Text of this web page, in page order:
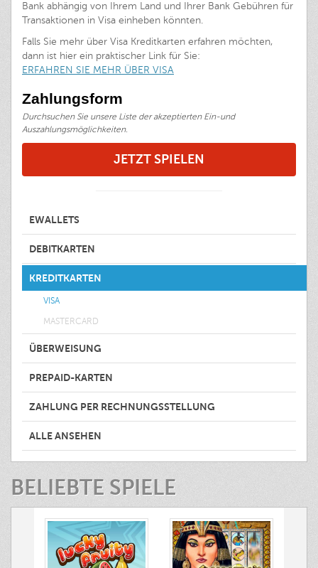
Bank abhängig von Ihrem Land und Ihrer Bank Gebühren für
Transaktionen in Visa einheben könnten.
Falls Sie mehr über Visa Kreditkarten erfahren möchten,
dann ist hier ein praktischer Link für Sie:
ERFAHREN SIE MEHR ÜBER VISA
Zahlungsform
Durchsuchen Sie unsere Liste der akzeptierten Ein-und
Auszahlungsmöglichkeiten.
JETZT SPIELEN
EWALLETS
DEBITKARTEN
KREDITKARTEN
VISA
MASTERCARD
ÜBERWEISUNG
PREPAID-KARTEN
ZAHLUNG PER RECHNUNGSSTELLUNG
ALLE ANSEHEN
BELIEBTE SPIELE